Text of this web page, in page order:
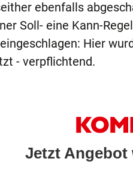
ebenfalls
Soll- eine Kann-
Hier
- verpflichtend.